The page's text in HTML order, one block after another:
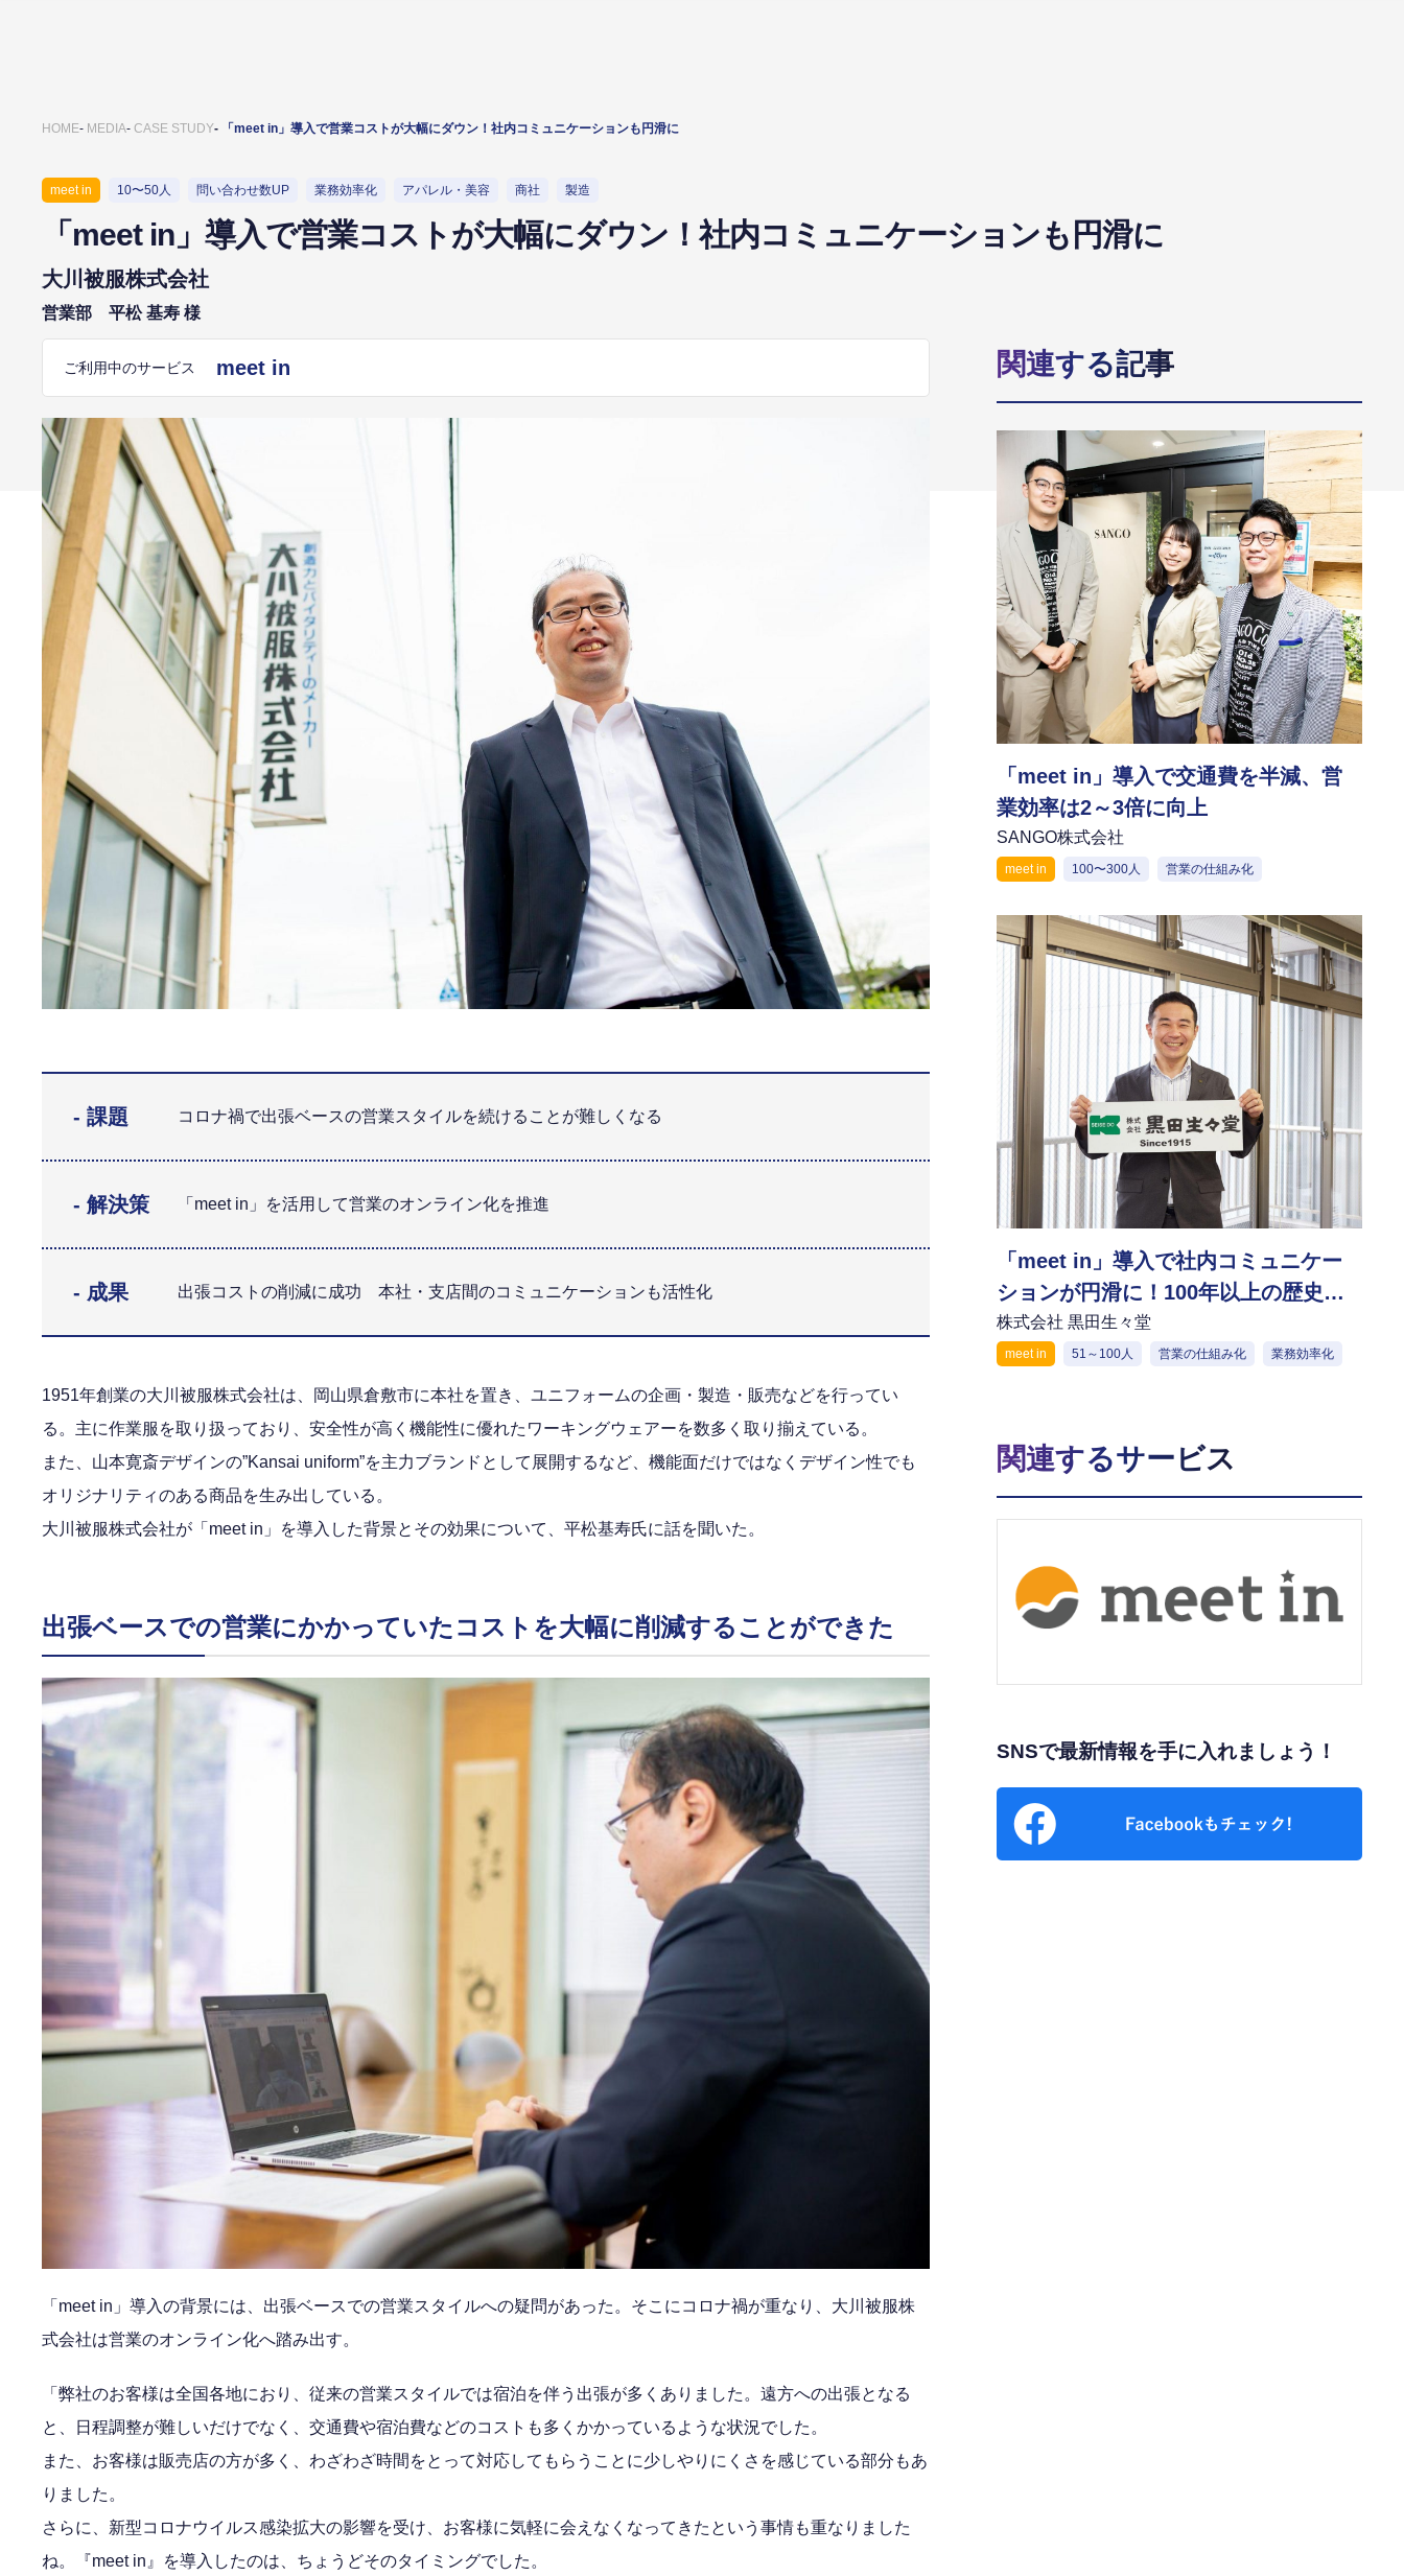
HOME MEDIA CASE STUDY 「meet in」導入で営業コストが大幅にダウン！社内コミュニケーションも円滑に
meet in 10〜50人 問い合わせ数UP 業務効率化 アパレル・美容 商社 製造
「meet in」導入で営業コストが大幅にダウン！社内コミュニケーションも円滑に
大川被服株式会社
営業部 平松 基寿 様
ご利用中のサービス meet in
- 課題 コロナ禍で出張ベースの営業スタイルを続けることが難しくなる
- 解決策 「meet in」を活用して営業のオンライン化を推進
- 成果 出張コストの削減に成功 本社・支店間のコミュニケーションも活性化
1951年創業の大川被服株式会社は、岡山県倉敷市に本社を置き、ユニフォームの企画・製造・販売などを行ってい
る。主に作業服を取り扱っており、安全性が高く機能性に優れたワーキングウェアーを数多く取り揃えている。
また、山本寛斎デザインの”Kansai uniform”を主力ブランドとして展開するなど、機能面だけではなくデザイン性でも
オリジナリティのある商品を生み出している。
大川被服株式会社が「meet in」を導入した背景とその効果について、平松基寿氏に話を聞いた。
出張ベースでの営業にかかっていたコストを大幅に削減することができた
「meet in」導入の背景には、出張ベースでの営業スタイルへの疑問があった。そこにコロナ禍が重なり、大川被服株
式会社は営業のオンライン化へ踏み出す。
「弊社のお客様は全国各地におり、従来の営業スタイルでは宿泊を伴う出張が多くありました。遠方への出張となる
と、日程調整が難しいだけでなく、交通費や宿泊費などのコストも多くかかっているような状況でした。
また、お客様は販売店の方が多く、わざわざ時間をとって対応してもらうことに少しやりにくさを感じている部分もあ
りました。
さらに、新型コロナウイルス感染拡大の影響を受け、お客様に気軽に会えなくなってきたという事情も重なりました
ね。『meet in』を導入したのは、ちょうどそのタイミングでした。
関連する記事
「meet in」導入で交通費を半減、営
業効率は2～3倍に向上
SANGO株式会社
meet in 100〜300人 営業の仕組み化
「meet in」導入で社内コミュニケー
ションが円滑に！100年以上の歴史を
持つ企業が新しい働き方を実現
株式会社 黒田生々堂
meet in 51～100人 営業の仕組み化 業務効率化
関連するサービス
SNSで最新情報を手に入れましょう！